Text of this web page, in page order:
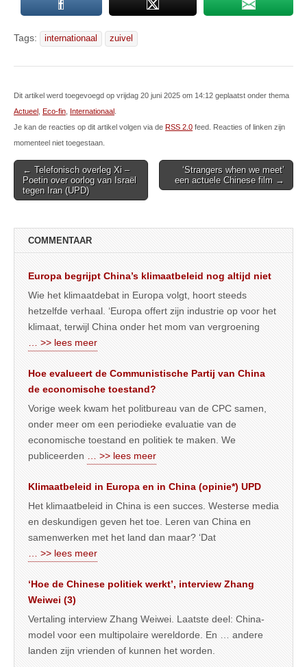
Tags: internationaal zuivel
Dit artikel werd toegevoegd op vrijdag 20 juni 2025 om 14:12 geplaatst onder thema
Actueel Eco-fin Internationaal
Je kan de reacties op dit artikel volgen via de RSS 2.0 feed. Reacties of linken zijn
momenteel niet toegestaan.
Post
navigation
← Telefonisch overleg Xi –
Poetin over oorlog van Israël
tegen Iran (UPD)
‘Strangers when we meet’
een actuele Chinese film →
COMMENTAAR
Europa begrijpt China’s klimaatbeleid nog altijd niet
Wie het klimaatdebat in Europa volgt, hoort steeds
hetzelfde verhaal. ‘Europa offert zijn industrie op voor het
klimaat, terwijl China onder het mom van vergroening
… >> lees meer
Hoe evalueert de Communistische Partij van China
de economische toestand?
Vorige week kwam het politbureau van de CPC samen,
onder meer om een periodieke evaluatie van de
economische toestand en politiek te maken. We
publiceerden
… >> lees meer
Klimaatbeleid in Europa en in China (opinie*) UPD
Het klimaatbeleid in China is een succes. Westerse media
en deskundigen geven het toe. Leren van China en
samenwerken met het land dan maar? ‘Dat
… >> lees meer
‘Hoe de Chinese politiek werkt’, interview Zhang
Weiwei (3)
Vertaling interview Zhang Weiwei. Laatste deel: China-
model voor een multipolaire wereldorde. En … andere
landen zijn vrienden of kunnen het worden.